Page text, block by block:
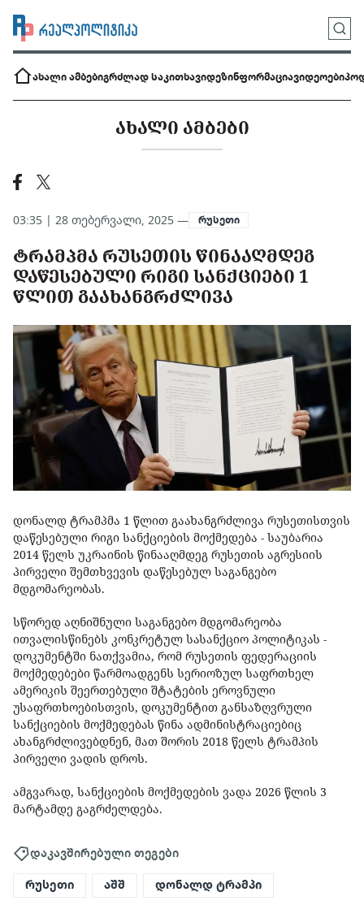
ახალი ამბებიგრძლად საკითხავიდეზინფორმაციავიდეოები
ᲐᲮᲐᲚᲘ ᲐᲛᲑᲔᲑᲘ
03:35 | 28 თებერვალი, 2025 — რუსეთი
ᲢᲠᲐᲛᲞᲛᲐ ᲠᲣᲡᲔᲗᲘᲡ ᲬᲘᲜᲐᲐᲦᲛᲓᲔᲒ
ᲓᲐᲬᲔᲡᲔᲑᲣᲚᲘ ᲠᲘᲒᲘ ᲡᲐᲜᲥᲪᲘᲔᲑᲘ 1
ᲬᲚᲘᲗ ᲒᲐᲐᲮᲐᲜᲒᲠᲫᲚᲘᲕᲐ
დონალდ ტრამპმა 1 წლით გაახანგრძლივა რუსეთისთვის
დაწესებული რიგი სანქციების მოქმედება - საუბარია
2014 წელს უკრაინის წინააღმდეგ რუსეთის აგრესიის
პირველი შემთხვევის დაწესებულ საგანგებო
მდგომარეობას.
სწორედ აღნიშნული საგანგებო მდგომარეობა
ითვალისწინებს კონკრეტულ სასანქციო პოლიტიკას -
დოკუმენტში ნათქვამია, რომ რუსეთის ფედერაციის
მოქმედებები წარმოადგენს სერიოზულ საფრთხელ
ამერიკის შეერთებული შტატების ეროვნული
უსაფრთხოებისთვის, დოკუმენტით განსაზღვრული
სანქციების მოქმედებას წინა ადმინისტრაციებიც
ახანგრძლივებდნენ, მათ შორის 2018 წელს ტრამპის
პირველი ვადის დროს.
ამგვარად, სანქციების მოქმედების ვადა 2026 წლის 3
მარტამდე გაგრძელდება.
დაკავშირებული თეგები
რუსეთი აშშ დონალდ ტრამპი